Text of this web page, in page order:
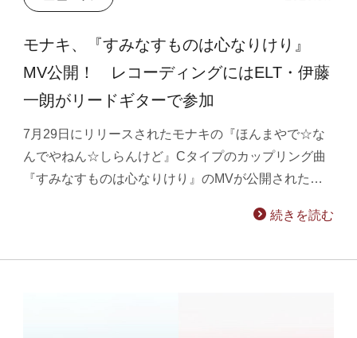
モナキ、『すみなすものは心なりけり』
MV公開！ レコーディングにはELT・伊藤
一朗がリードギターで参加
7月29日にリリースされたモナキの『ほんまやで☆な
んでやねん☆しらんけど』Cタイプのカップリング曲
『すみなすものは心なりけり』のMVが公開された…
続きを読む